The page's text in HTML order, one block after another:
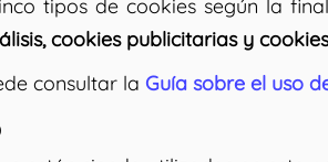
tipos de cookies según la
cookies publicitarias y
consultar la Guía sobre el uso